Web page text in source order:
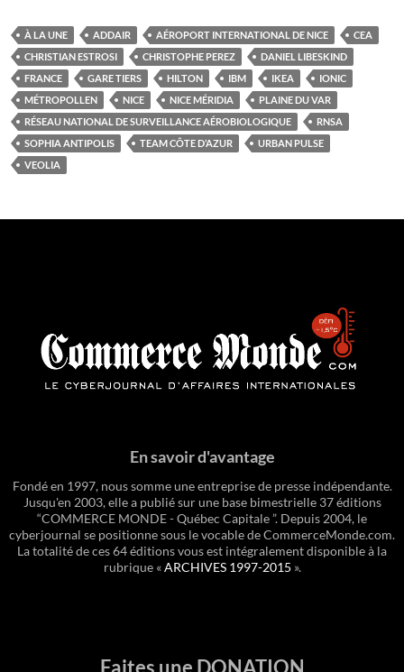
À LA UNE ADDAIR AÉROPORT INTERNATIONAL DE NICE
CEA
CHRISTIAN ESTROSI
CHRISTOPHE PEREZ
DANIEL LIBESKIND
FRANCE
GARE TIERS HILTON IBM IKEA
IONIC
MÉTROPOLLEN
NICE NICE MÉRIDIA
PLAINE DU VAR
RÉSEAU NATIONAL DE SURVEILLANCE AÉROBIOLOGIQUE
RNSA
SOPHIA ANTIPOLIS
TEAM CÔTE D’AZUR
URBAN PULSE
VEOLIA
En savoir d'avantage
Fondé en 1997, nous somme une entreprise de presse indépendante.
Jusqu'en 2003, elle a publié sur une base bimestrielle 37 éditions
“COMMERCE MONDE - Québec Capitale ”. Depuis 2004, le
cyberjournal se positionne sous le vocable de CommerceMonde.com.
La totalité de ces 64 éditions vous est intégralement disponible à la
rubrique «ARCHIVES 1997-2015 ».
Faites une DONATION